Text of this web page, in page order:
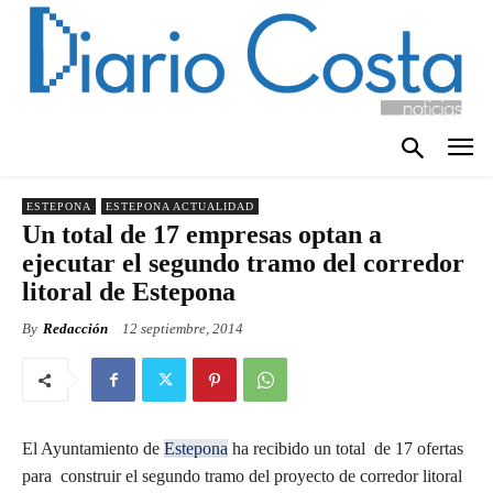
ESTEPONA ESTEPONA ACTUALIDAD
Un total de 17 empresas optan a
ejecutar el segundo tramo del corredor
litoral de Estepona
By Redacción 12 septiembre, 2014
El Ayuntamiento de Estepona ha recibido un total de 17 ofertas
para construir el segundo tramo del proyecto de corredor litoral